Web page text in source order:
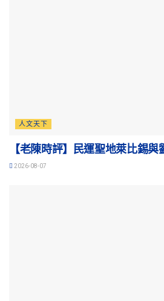
人文天下
【老陳時評】民運聖地萊比錫與
2026-08-07